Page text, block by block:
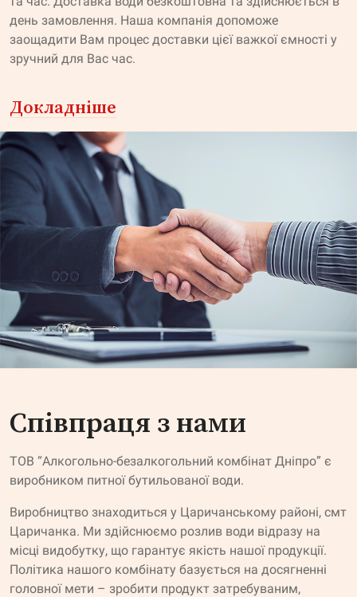
день замовлення. Наша компанія допоможе
заощадити Вам процес доставки цієї важкої ємності у
зручний для Вас час.
Докладніше
Співпраця з нами
ТОВ “Алкогольно-безалкогольний комбінат Дніпро” є
виробником питної бутильованої води.
Виробництво знаходиться у Царичанському районі, смт
Царичанка. Ми здійснюємо розлив води відразу на
місці видобутку, що гарантує якість нашої продукції.
Політика нашого комбінату базується на досягненні
головної мети – зробити продукт затребуваним,